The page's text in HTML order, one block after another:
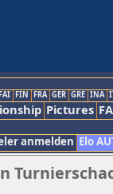
FIN FRA GER GRE INA
Pictures
anmelden Elo